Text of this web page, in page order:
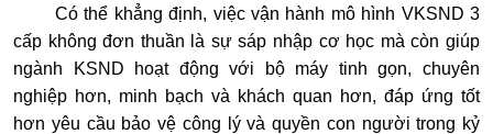
Có thể khẳng định, việc vận hành mô hình VKSND 3
cấp không đơn thuần là sự sáp nhập cơ học mà còn giúp
ngành KSND hoạt động với bộ máy tinh gọn, chuyên
nghiệp hơn, minh bạch và khách quan hơn, đáp ứng tốt
hơn yêu cầu bảo vệ công lý và quyền con người trong kỷ